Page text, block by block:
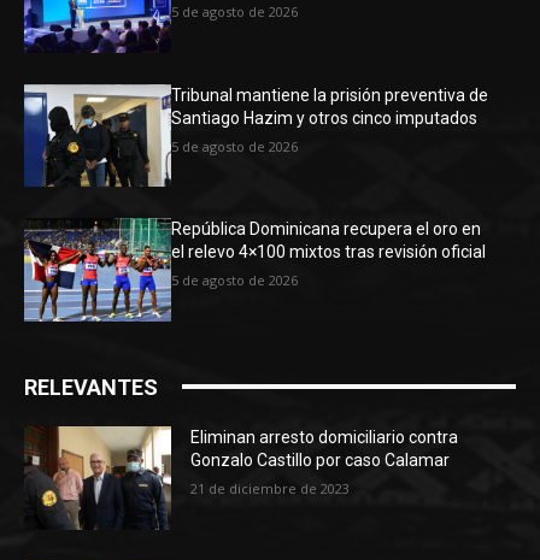
5 de agosto de 2026
Tribunal mantiene la prisión preventiva de
Santiago Hazim y otros cinco imputados
5 de agosto de 2026
República Dominicana recupera el oro en
el relevo 4×100 mixtos tras revisión oficial
5 de agosto de 2026
RELEVANTES
Eliminan arresto domiciliario contra
Gonzalo Castillo por caso Calamar
21 de diciembre de 2023